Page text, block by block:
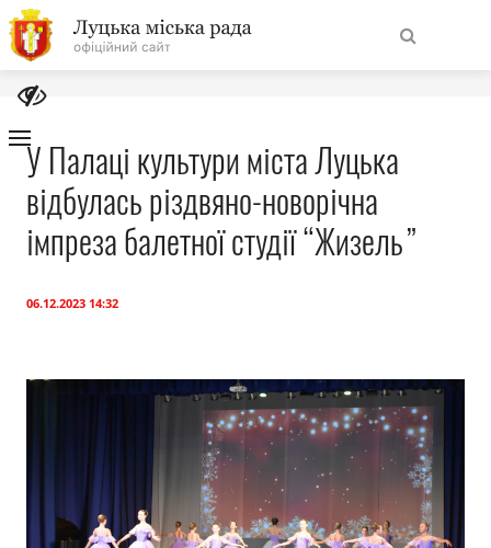
На
головну
Навігація
сайту
Про місто
Міська влада
Бюджет
Публічна інформація
Прозорість влади
У Палаці культури міста Луцька
відбулась різдвяно-новорічна
імпреза балетної студії “Жизель”
06.12.2023 14:32